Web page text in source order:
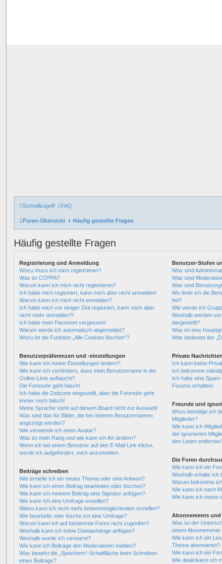
Schnellzugriff FAQ
Foren-Übersicht Häufig gestellte Fragen
Häufig gestellte Fragen
Registrierung und Anmeldung
Wozu muss ich mich registrieren?
Was ist COPPA?
Warum kann ich mich nicht registrieren?
Ich habe mich registriert, kann mich aber nicht anmelden!
Warum kann ich mich nicht anmelden?
Ich habe mich vor einiger Zeit registriert, kann mich aber
nicht mehr anmelden?!
Ich habe mein Passwort vergessen!
Warum werde ich automatisch abgemeldet?
Wozu ist die Funktion „Alle Cookies löschen“?
Benutzerpräferenzen und -einstellungen
Wie kann ich meine Einstellungen ändern?
Wie kann ich verhindern, dass mein Benutzername in der
Online-Liste auftaucht?
Die Forenuhr geht falsch!
Ich habe die Zeitzone eingestellt, aber die Forenuhr geht
immer noch falsch!
Meine Sprache steht auf diesem Board nicht zur Auswahl!
Was sind das für Bilder, die bei meinem Benutzernamen
angezeigt werden?
Wie verwende ich einen Avatar?
Was ist mein Rang und wie kann ich ihn ändern?
Wenn ich bei einem Benutzer auf den E-Mail-Link klicke,
werde ich aufgefordert, mich anzumelden.
Beiträge schreiben
Wie erstelle ich ein neues Thema oder eine Antwort?
Wie kann ich einen Beitrag bearbeiten oder löschen?
Wie kann ich meinem Beitrag eine Signatur anfügen?
Wie kann ich eine Umfrage erstellen?
Wieso kann ich nicht mehr Antwortmöglichkeiten erstellen?
Wie bearbeite oder lösche ich eine Umfrage?
Warum kann ich auf bestimmte Foren nicht zugreifen?
Weshalb kann ich keine Dateianhänge anfügen?
Weshalb wurde ich verwarnt?
Wie kann ich Beiträge den Moderatoren melden?
Was bewirkt die „Speichern“-Schaltfläche beim Schreiben
eines Beitrags?
Benutzer-Stufen
Was sind
Was sind
Was sind
Wo finde ich die
bei?
Wie werde ich
Weshalb werden
dargestellt?
Was ist eine
Was bedeutet der
Private
Ich kann keine
Ich bekomme
Ich habe eine
Forums erhalten!
Freunde und
Wozu benötige ich
Mitglieder?
Wie kann ich
der ignorierten
den Listen
Die Foren
Wie kann ich ein
Weshalb erhalte ich
Warum bekomme
Wie kann ich nach
Wie kann ich meine
Abonnements und
Was ist der
einem
Wie kann ich ein
Thema abonnieren?
Wie kann ich ein
Wie deaktiviere ich